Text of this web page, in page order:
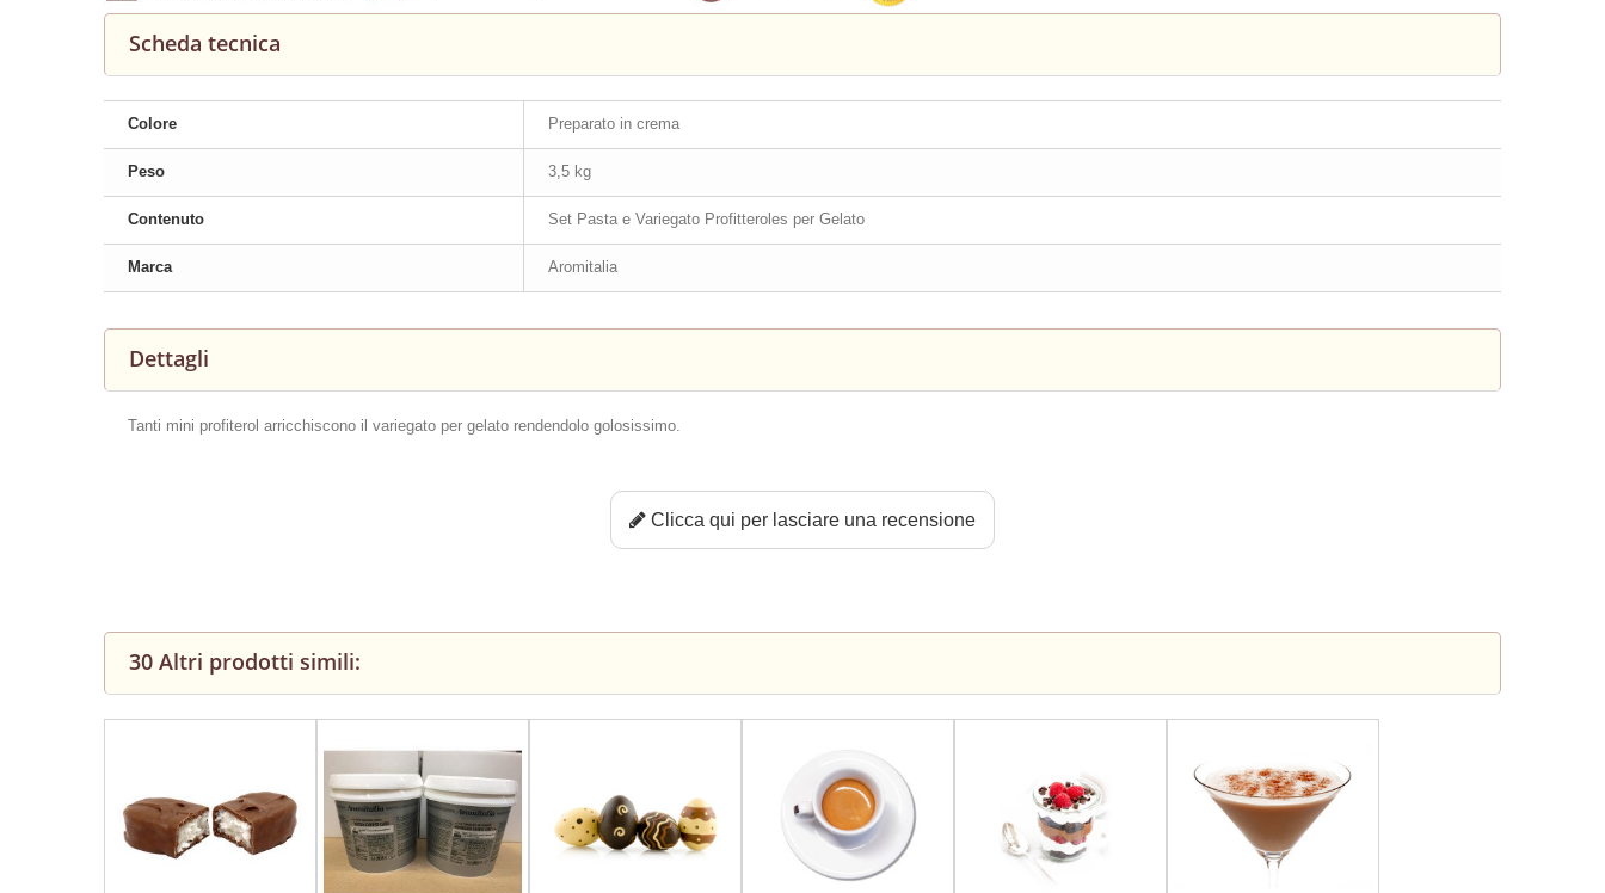
Scheda tecnica
Colore Preparato in crema
Peso 3,5 kg
Contenuto Set Pasta e Variegato Profitteroles per Gelato
Marca Aromitalia
Dettagli
Tanti mini profiterol arricchiscono il variegato per gelato rendendolo golosissimo.
Clicca qui per lasciare una recensione
30 Altri prodotti simili: